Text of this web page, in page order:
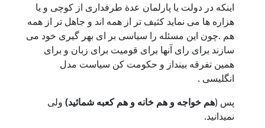
اینکه در دولت یا پارلمان عدة طرفداری از کوچی و یا
هزاره ها می نماید کثیف تر از همه اند و جاهل تر از همه
هم .چون این مسئله را سیاسی بر ای بهر گیری خود می
سازند برای رای آنها برای قومیت برای زبان و برای
همین تفرقه بینداز و حکومت کن سیاست مدل
انگلیسی .
پس (هم خواجه و هم خانه و هم کعبه شمائید) ولی
نمیدانید.